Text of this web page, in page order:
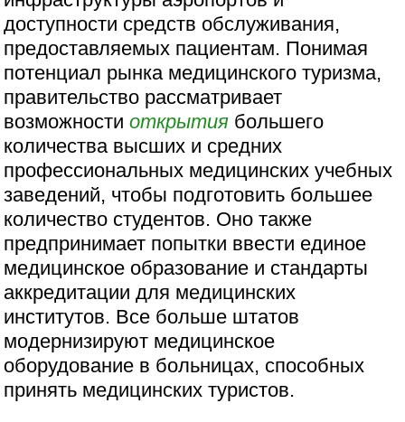
доступности средств обслуживания,
предоставляемых пациентам. Понимая
потенциал рынка медицинского туризма,
правительство рассматривает
возможностиоткрытия большего
количества высших и средних
профессиональных медицинских учебных
заведений, чтобы подготовить большее
количество студентов. Оно также
предпринимает попытки ввести единое
медицинское образование и стандарты
аккредитации для медицинских
институтов. Все больше штатов
модернизируют медицинское
оборудование в больницах, способных
принять медицинских туристов.